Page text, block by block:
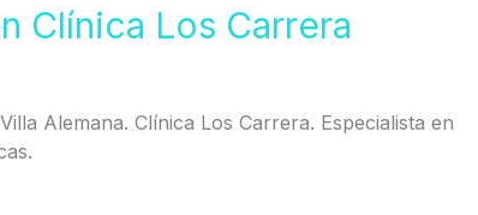
Clínica Los Carrera
Alemana. Clínica Los Carrera. Especialista en